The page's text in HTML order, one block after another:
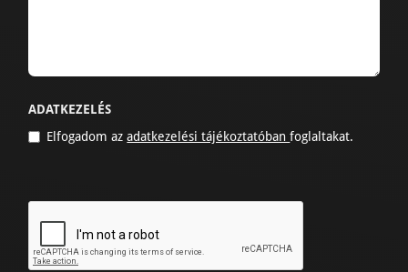
ADATKEZELÉS
Elfogadom azadatkezelési tájékoztatóbanfoglaltakat.